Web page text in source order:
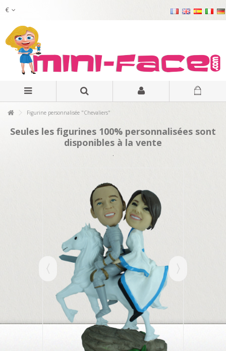
€
Figurine personnalisée "Chevaliers"
Seules les figurines 100% personnalisées sont
disponibles à la vente
.